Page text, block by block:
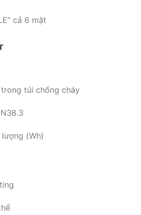
cả 6 mặt
túi chống cháy
(Wh)